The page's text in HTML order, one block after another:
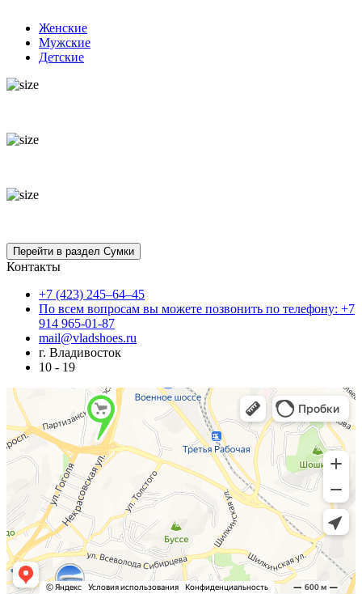
Женские
Мужские
Детские
Контакты
+7 (423) 245–64–45
По всем вопросам вы можете позвонить по телефону: +7
914 965-01-87
mail@vladshoes.ru
г. Владивосток
10 - 19